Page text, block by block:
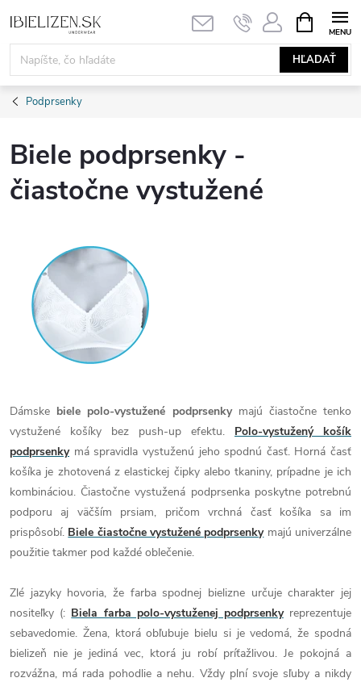
na
obsah
HĽADAŤ
KOŠÍK
Podprsenky
Biele podprsenky -
čiastočne vystužené
Dámske biele polo-vystužené podprsenkymajú čiastočne tenko
vystužené košíky bez push-up efektu. Polo-vystužený košík
podprsenkymá spravidla vystuženú jeho spodnú časť. Horná časť
košíka je zhotovená z elastickej čipky alebo tkaniny, prípadne je ich
kombináciou. Čiastočne vystužená podprsenka poskytne potrebnú
podporu aj väčším prsiam, pričom vrchná časť košíka sa im
prispôsobí. Biele čiastočne vystužené podprsenkymajú univerzálne
použitie takmer pod každé oblečenie.
Zlé jazyky hovoria, že farba spodnej bielizne určuje charakter jej
nositeľky (: Biela farba polo-vystuženej podprsenkyreprezentuje
sebavedomie. Žena, ktorá obľubuje bielu si je vedomá, že spodná
bielizeň nie je jediná vec, ktorá ju robí príťažlivou. Je pokojná a
rozvážna, má rada pohodlie a nehu. Vždy plní svoje sľuby a nikdy